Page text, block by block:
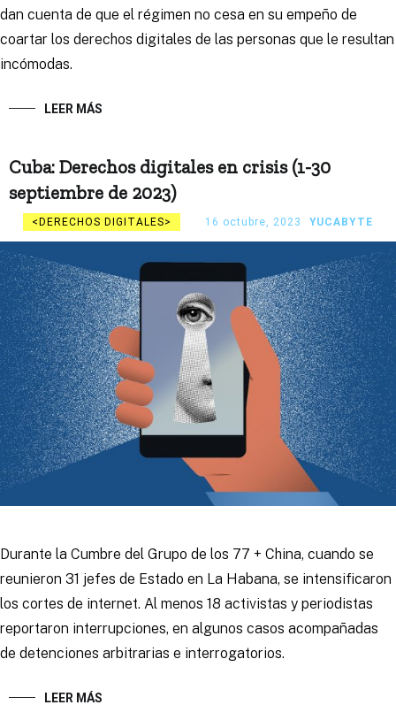
dan cuenta de que el régimen no cesa en su empeño de
coartar los derechos digitales de las personas que le resultan
incómodas.
LEER MÁS
Cuba: Derechos digitales en crisis (1-30
septiembre de 2023)
DERECHOS DIGITALES 16 octubre, 2023 YUCABYTE
Durante la Cumbre del Grupo de los 77 + China, cuando se
reunieron 31 jefes de Estado en La Habana, se intensificaron
los cortes de internet. Al menos 18 activistas y periodistas
reportaron interrupciones, en algunos casos acompañadas
de detenciones arbitrarias e interrogatorios.
LEER MÁS